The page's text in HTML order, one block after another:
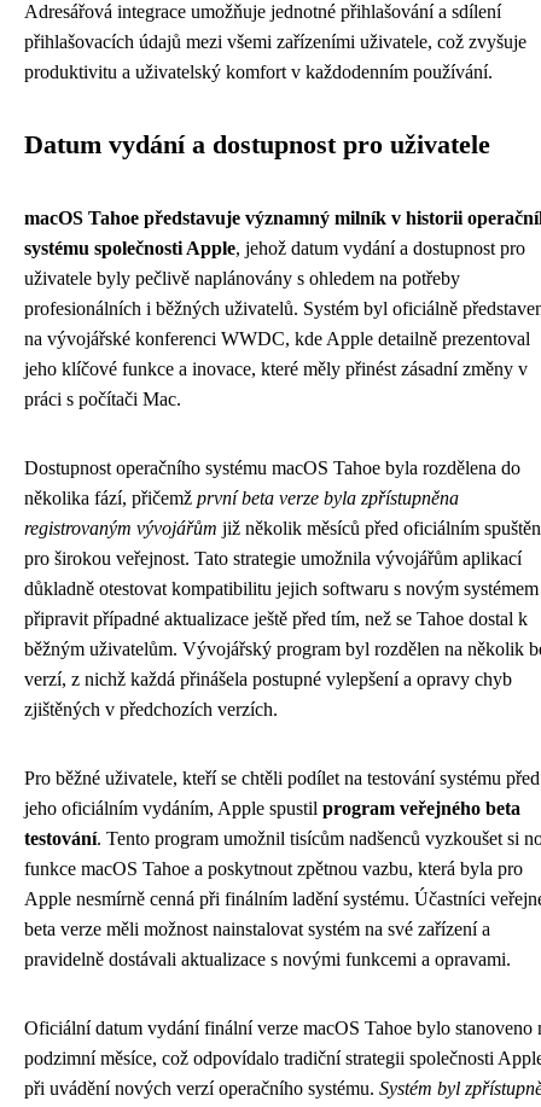
Adresářová integrace umožňuje jednotné přihlašování a sdílení
přihlašovacích údajů mezi všemi zařízeními uživatele, což zvyšuje
produktivitu a uživatelský komfort v každodenním používání.
Datum vydání a dostupnost pro uživatele
macOS Tahoe představuje významný milník v historii
systému společnosti Apple, jehož datum vydání a dostupnost pro
uživatele byly pečlivě naplánovány s ohledem na potřeby
profesionálních i běžných uživatelů. Systém byl oficiálně
na vývojářské konferenci WWDC, kde Apple detailně prezentoval
jeho klíčové funkce a inovace, které měly přinést zásadní změny v
práci s počítači Mac.
Dostupnost operačního systému macOS Tahoe byla rozdělena do
několika fází, přičemž první beta verze byla zpřístupněna
registrovaným vývojářům již několik měsíců před oficiálním
pro širokou veřejnost. Tato strategie umožnila vývojářům aplikací
důkladně otestovat kompatibilitu jejich softwaru s novým systémem
připravit případné aktualizace ještě před tím, než se Tahoe dostal k
běžným uživatelům. Vývojářský program byl rozdělen na několik
verzí, z nichž každá přinášela postupné vylepšení a opravy chyb
zjištěných v předchozích verzích.
Pro běžné uživatele, kteří se chtěli podílet na testování systému před
jeho oficiálním vydáním, Apple spustil program veřejného beta
testování. Tento program umožnil tisícům nadšenců vyzkoušet si
funkce macOS Tahoe a poskytnout zpětnou vazbu, která byla pro
Apple nesmírně cenná při finálním ladění systému. Účastníci
beta verze měli možnost nainstalovat systém na své zařízení a
pravidelně dostávali aktualizace s novými funkcemi a opravami.
Oficiální datum vydání finální verze macOS Tahoe bylo stanoveno
podzimní měsíce, což odpovídalo tradiční strategii společnosti
při uvádění nových verzí operačního systému. Systém byl